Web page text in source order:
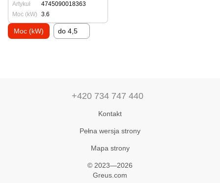
Artykuł
4745090018363
Moc (kW)
3.6
Moc (kW) do 4,5
+420 734 747 440
Kontakt
Pełna wersja strony
Mapa strony
© 2023—2026
Greus.com